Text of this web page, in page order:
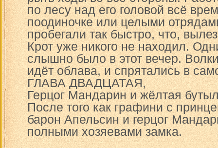
по лесу над его головой всё
поодиночке или целыми
пробегали так быстро, что,
Крот уже никого не находил.
слышно было в этот вечер.
идёт облава, и спрятались в
ГЛАВА ДВАДЦАТАЯ,
Герцог Мандарин и жёлтая
После того как графини с
барон Апельсин и герцог
полными хозяевами замка.